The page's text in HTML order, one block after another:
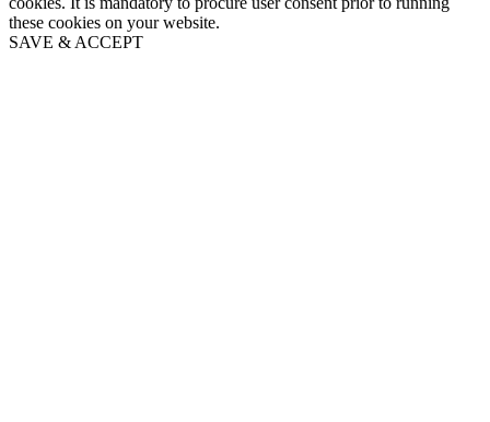
these cookies on your website.
SAVE & ACCEPT